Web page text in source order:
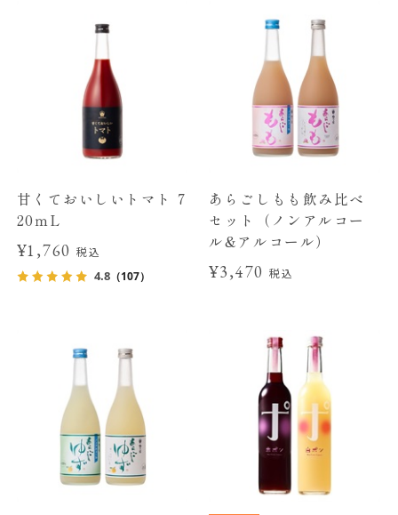
甘くておいしいトマト 7
20ｍL
¥1,760税込
4.8（107）
あらごしもも飲み比べ
セット（ノンアルコー
ル&アルコール）
¥3,470 税込